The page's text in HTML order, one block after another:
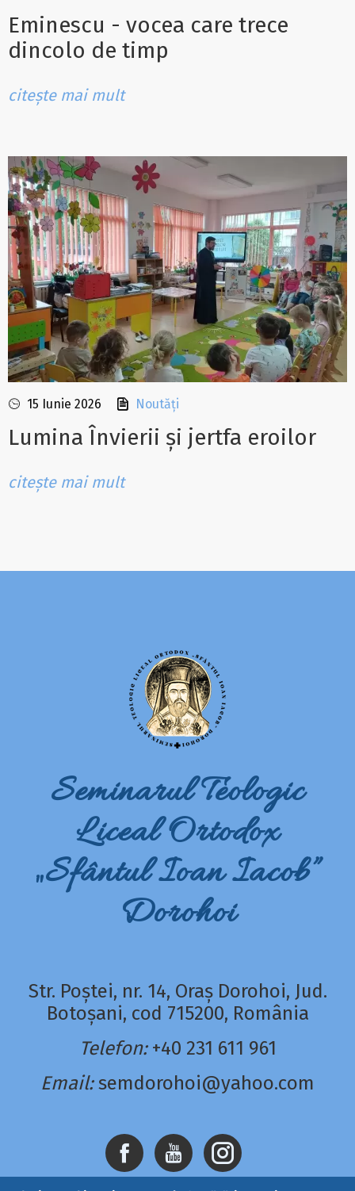
Eminescu - vocea care trece
dincolo de timp
citește mai mult
15 Iunie 2026 Noutăți
Lumina Învierii și jertfa eroilor
citește mai mult
Seminarul Teologic
Liceal Ortodox
„Sfântul Ioan Iacob”
Dorohoi
Str. Poștei, nr. 14, Oraș Dorohoi, Jud.
Botoșani, cod 715200, România
Telefon: +40 231 611 961
Email: semdorohoi@yahoo.com